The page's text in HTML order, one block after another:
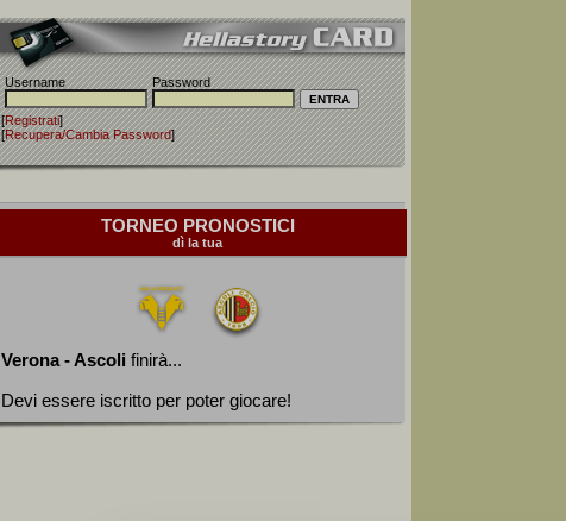
Username Password
[Registrati]
[Recupera/Cambia Password]
TORNEO PRONOSTICI
dì la tua
Verona - Ascoli finirà...
Devi essere iscritto per poter giocare!